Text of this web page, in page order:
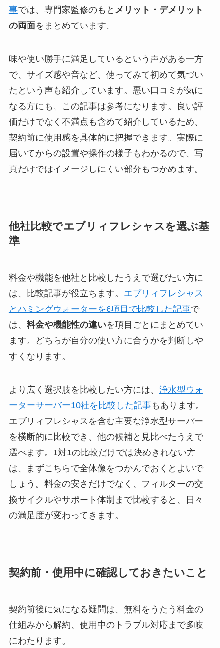
事では、専門家監修のもと メリット・デメリット
の両面をまとめています。
味や使い勝手に満足しているという声がある一方
で、サイズ感や音など、使ってみて初めて気づい
たという声も紹介しています。悪い口コミが気に
なる方にも、この記事は参考になります。良い評
価だけでなく不満点も含めて紹介しているため、
契約前に使用感を具体的に把握できます。実際に
届いてからの設置や操作の様子もわかるので、写
真だけではイメージしにくい部分もつかめます。
他社比較でエブリィフレシャスを選ぶ基
準
料金や機能を他社と比較したうえで選びたい方に
は、比較記事が役立ちます。 エブリィフレシャス
とハミングウォーターを6項目で比較した記事で
は、 料金や機能性の違いを項目ごとにまとめてい
ます。どちらが自分の使い方に合うかを判断しや
すくなります。
より広く選択肢を比較したい方には、 浄水型ウォ
ーターサーバー10社を比較した記事もあります。
エブリィフレシャスを含む主要な浄水型サーバー
を横断的に比較でき、他の候補と見比べたうえで
選べます。1対1の比較だけでは決めきれない方
は、まずこちらで全体像をつかんでおくとよいで
しょう。料金の安さだけでなく、フィルターの交
換サイクルやサポート体制まで比較すると、日々
の満足度が変わってきます。
契約前・使用中に確認しておきたいこと
契約前後に気になる疑問は、無料をうたう料金の
仕組みから解約、使用中のトラブル対応まで多岐
にわたります。